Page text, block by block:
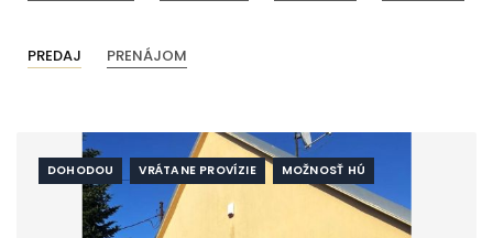
PREDAJ PRENÁJOM
DOHODOU VRÁTANE PROVÍZIE MOŽNOSŤ HÚ